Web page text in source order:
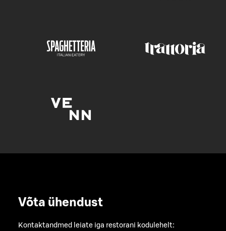
Võta ühendust
Kontaktandmed leiate iga restorani kodulehelt: